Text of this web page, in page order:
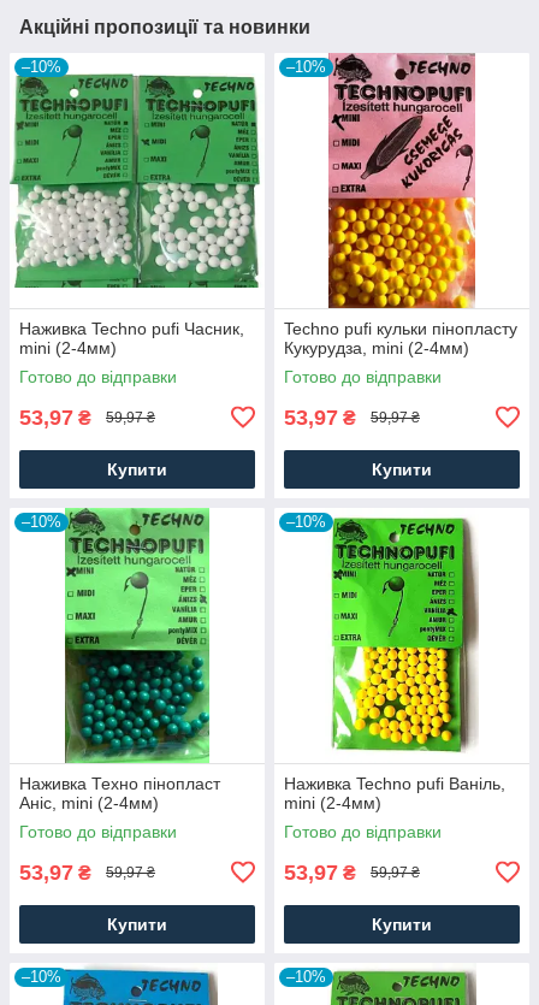
Акційні пропозиції та новинки
–10%
Наживка Techno pufi Часник,
mini (2-4мм)
Готово до відправки
53,97 ₴ 59,97 ₴
Купити
–10%
Techno pufi кульки пінопласту
Кукурудза, mini (2-4мм)
Готово до відправки
53,97 ₴ 59,97 ₴
Купити
–10%
Наживка Техно пінопласт
Аніс, mini (2-4мм)
Готово до відправки
53,97 ₴ 59,97 ₴
Купити
–10%
Наживка Techno pufi Ваніль,
mini (2-4мм)
Готово до відправки
53,97 ₴ 59,97 ₴
Купити
–10% –10%